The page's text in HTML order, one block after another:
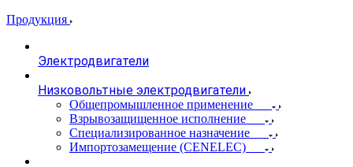
Продукция
Электродвигатели
Низковольтные электродвигатели
Общепромышленное применение
Взрывозащищенное исполнение
Специализированное назначение
Импортозамещение (CENELEC)